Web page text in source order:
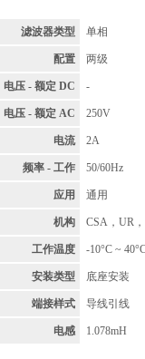
滤波器类型 单相
配置 两级
电压 - 额定 DC -
电压 - 额定 AC 250V
电流 2A
频率 - 工作 50/60Hz
应用 通用
机构 CSA，UR
工作温度 -10°C ~
安装类型 底座安装
端接样式 导线引线
电感 1.078mH